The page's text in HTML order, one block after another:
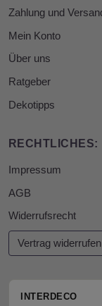
Zahlung und
Mein Konto
Über uns
Ratgeber
Dekotipps
RECHTLICHES:
Impressum
AGB
Widerrufsrecht
Vertrag widerrufen
INTERDECO